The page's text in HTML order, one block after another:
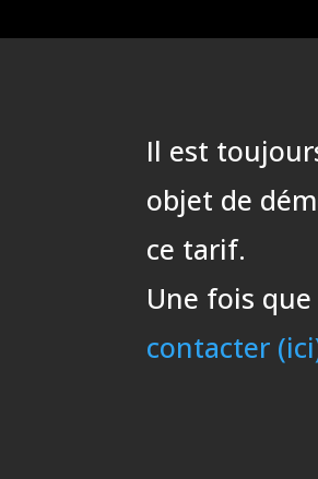
Il est
objet de
ce tarif.
Une fois
contacter